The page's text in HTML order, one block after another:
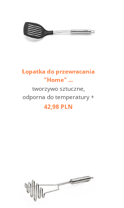
Łopatka do przewracania
"Home" ...
tworzywo sztuczne,
odporna do temperatury +
220 st.C, stal nierdzewna,
42,98 PLN